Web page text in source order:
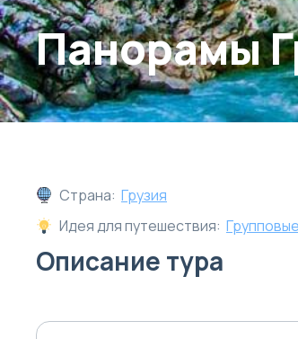
Панорамы
Страна: Грузия
Идея для путешествия:
Описание тура